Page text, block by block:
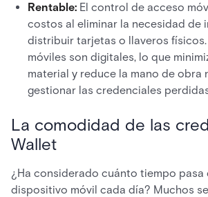
Rentable: El control de acceso
costos al eliminar la necesidad de
distribuir tarjetas o llaveros
móviles son digitales, lo que
material y reduce la mano de obra
gestionar las credenciales
La comodidad de las
Wallet
¿Ha considerado cuánto tiempo pasa
dispositivo móvil cada día? Muchos